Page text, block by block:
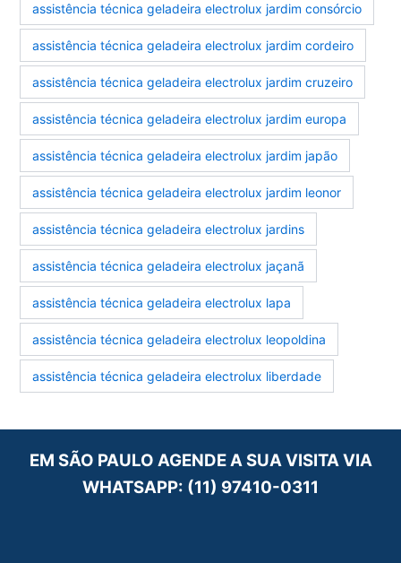
assistência técnica geladeira electrolux jardim consórcio
assistência técnica geladeira electrolux jardim cordeiro
assistência técnica geladeira electrolux jardim cruzeiro
assistência técnica geladeira electrolux jardim europa
assistência técnica geladeira electrolux jardim japão
assistência técnica geladeira electrolux jardim leonor
assistência técnica geladeira electrolux jardins
assistência técnica geladeira electrolux jaçanã
assistência técnica geladeira electrolux lapa
assistência técnica geladeira electrolux leopoldina
assistência técnica geladeira electrolux liberdade
EM SÃO PAULO AGENDE A SUA VISITA VIA
WHATSAPP: (11) 97410-0311